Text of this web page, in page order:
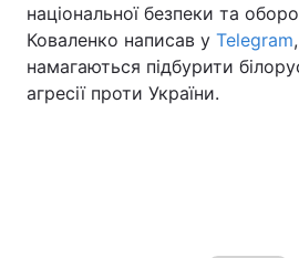
національної безпеки та
Коваленко написав у Telegram
намагаються підбурити
агресії проти України.